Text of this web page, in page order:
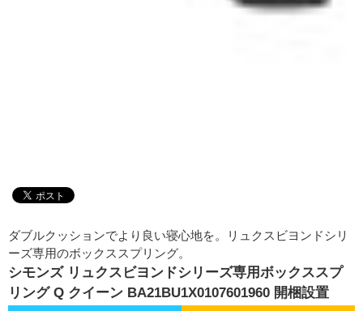
ダブルクッションでより良い寝心地を。リュクスビヨンドシリ
ーズ専用のボックススプリング。
シモンズ リュクスビヨンドシリーズ専用ボックススプ
リング Q クイーン BA21BU1X0107601960 開梱設置